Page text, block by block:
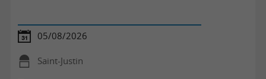
05/08/2026
Saint-Justin